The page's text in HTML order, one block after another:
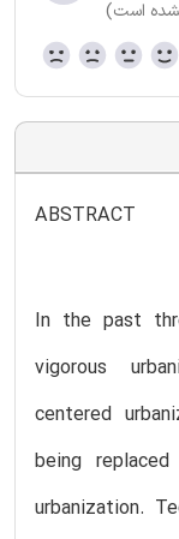
است)
ABSTRACT
In the past
vigorous
centered
being
urbanization.